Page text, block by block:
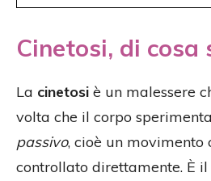
Cinetosi, di
La cinetosi è un malessere
volta che il corpo
passivo, cioè un movimento
controllato direttamente. È